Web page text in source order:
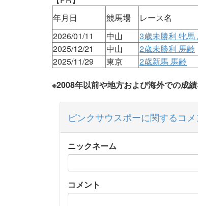
年月日
競馬場 レース名
2026/01/11
中山 3歳未勝利 牝馬
2025/12/21
中山 2歳未勝利 馬齢
2025/11/29
東京 2歳新馬 馬齢
※2008年以前や地方および海外での成
ピンクサウスポーに関するコ
ニックネーム
コメント